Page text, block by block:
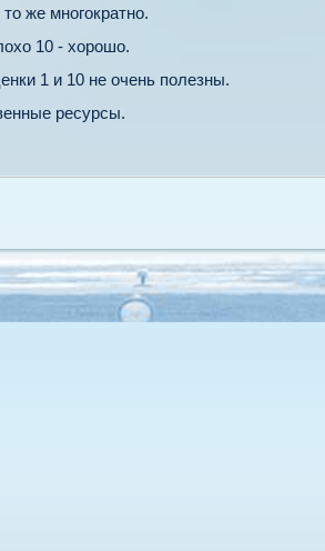
же многократно.
10 - хорошо.
1 и 10 не очень полезны.
ресурсы.